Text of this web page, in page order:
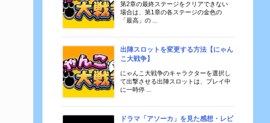
第2章の最終ステージをクリアできない
場合は、第1章の各ステージの金色の
「最高」の ...
出陣スロットを変更する方法【にゃん
こ大戦争】
にゃんこ大戦争のキャラクターを選択し
て出撃させる出陣スロットは、プレイ中
に一時停 ...
ドラマ「アソーカ」を見た感想・レビ